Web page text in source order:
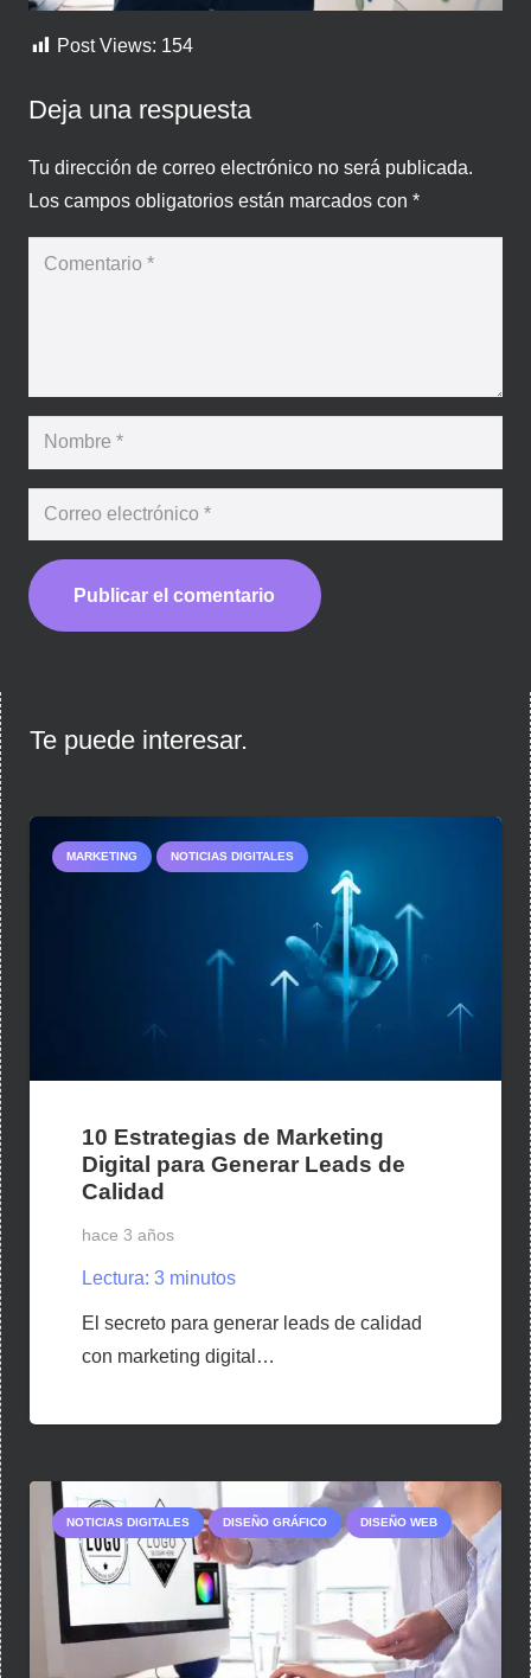
Post Views: 154
Deja una respuesta
Tu dirección de correo electrónico no será publicada.
Los campos obligatorios están marcados con *
Publicar el comentario
Te puede interesar.
MARKETING NOTICIAS DIGITALES
10 Estrategias de Marketing
Digital para Generar Leads de
Calidad
hace 3 años
Lectura: 3 minutos
El secreto para generar leads de calidad
con marketing digital…
NOTICIAS DIGITALES DISEÑO GRÁFICO DISEÑO WEB